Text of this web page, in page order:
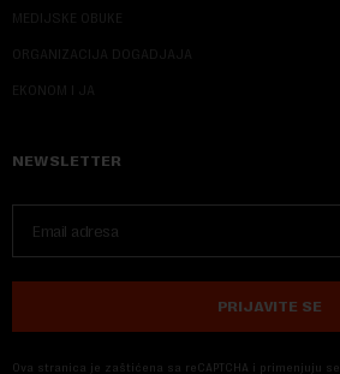
MEDIJSKE OBUKE
ORGANIZACIJA DOGADJAJA
EKONOM I JA
NEWSLETTER
PRIJAVITE SE
Ova stranica je zaštićena sa reCAPTCHA i primenjuju se